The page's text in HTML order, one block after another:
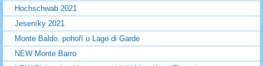
Hochschwab 2021
Jeseníky 2021
Monte Baldo, pohoří u Lago di Garde
NEW Monte Barro